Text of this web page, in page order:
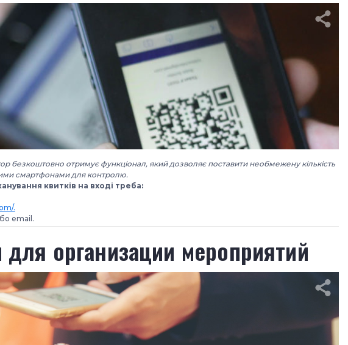
безкоштовно отримує функціонал, який дозволяє поставити необмежену кількість
смартфонами для контролю.
квитків на вході треба:
.
email.
организации мероприятий